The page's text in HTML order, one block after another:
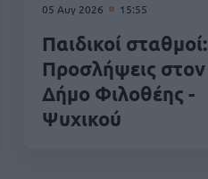
05 Αυγ 2026 15:55
Παιδικοί σταθμοί:
Προσλήψεις στον
Δήμο Φιλοθέης -
Ψυχικού